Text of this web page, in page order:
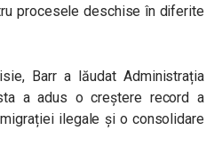
procesele deschise în diferite
Barr a lăudat Administrația
a adus o creștere record a
ilegale și o consolidare